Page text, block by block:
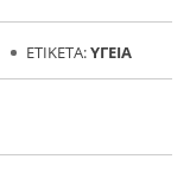
ΕΤΙΚΈΤΑ:ΥΓΕΊΑ